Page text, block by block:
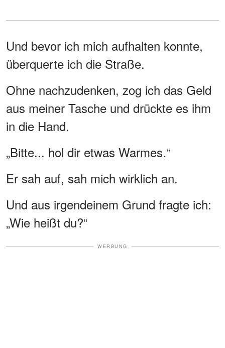
Und bevor ich mich aufhalten konnte,
überquerte ich die Straße.
Ohne nachzudenken, zog ich das Geld
aus meiner Tasche und drückte es ihm
in die Hand.
„Bitte... hol dir etwas Warmes.“
Er sah auf, sah mich wirklich an.
Und aus irgendeinem Grund fragte ich:
„Wie heißt du?“
WERBUNG